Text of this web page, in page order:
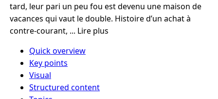
tard, leur pari un peu fou est devenu une maison de
vacances qui vaut le double. Histoire d’un achat à
contre-courant, ... Lire plus
Quick overview
Key points
Visual
Structured content